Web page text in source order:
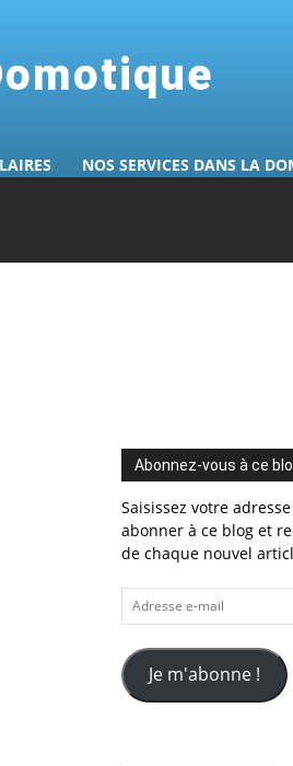
NOS SERVICES DANS LA
Abonnez-vous à ce
Saisissez votre
abonner à ce blog et
de chaque nouvel
Adresse
e-
mail
Je m'abonne !